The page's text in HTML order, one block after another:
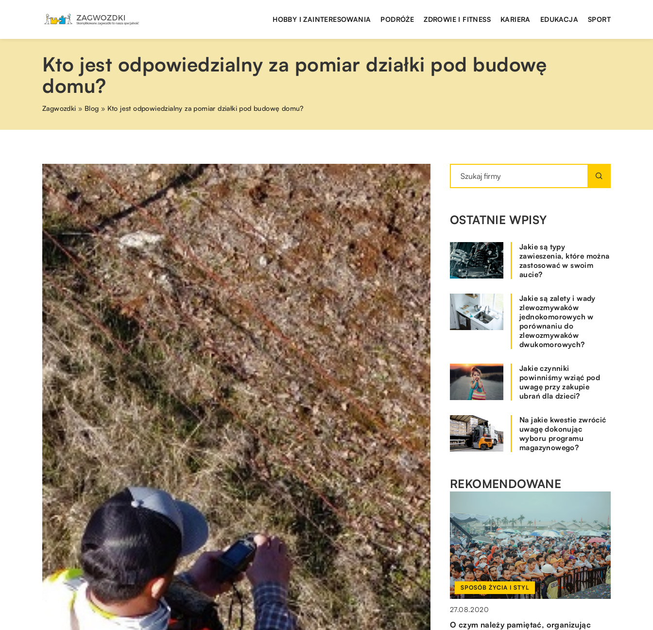
HOBBY I ZAINTERESOWANIA PODRÓŻE ZDROWIE I FITNESS KARIERA EDUKACJA SPORT
Kto jest odpowiedzialny za pomiar działki pod budowę
domu?
Zagwozdki » Blog » Kto jest odpowiedzialny za pomiar działki pod budowę domu?
OSTATNIE WPISY
Jakie są typy
zawieszenia, które można
zastosować w swoim
aucie?
Jakie są zalety i wady
zlewozmywaków
jednokomorowych w
porównaniu do
zlewozmywaków
dwukomorowych?
Jakie czynniki
powinniśmy wziąć pod
uwagę przy zakupie
ubrań dla dzieci?
Na jakie kwestie zwrócić
uwagę dokonując
wyboru programu
magazynowego?
REKOMENDOWANE
SPOSÓB ŻYCIA I STYL
31.05.2021
Moda chłopięca – jak wypada ubrać
młodego gentlemana na wesele?
SPOSÓB ŻYCIA I STYL
27.08.2020
O czym należy pamiętać, organizując
RYNEK I BIZNES
18.01.2023
W jakich branżach używane są